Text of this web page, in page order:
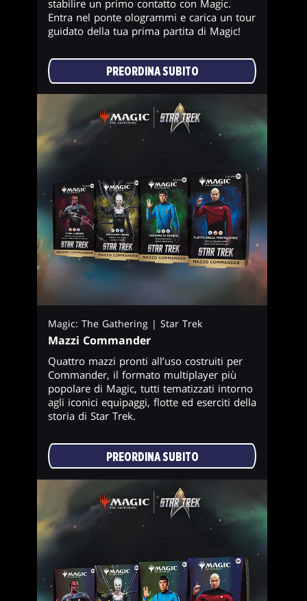
stabilire un primo contatto con Magic.
Entra nel ponte ologrammi e carica un tour
guidato della tua prima partita di Magic!
PREORDINA SUBITO
Magic: The Gathering | Star Trek
Mazzi Commander
Quattro mazzi pronti all’uso costruiti per
Commander, il formato multiplayer più
popolare di Magic, tutti tematizzati intorno
agli iconici equipaggi, flotte ed eserciti della
storia di Star Trek.
PREORDINA SUBITO